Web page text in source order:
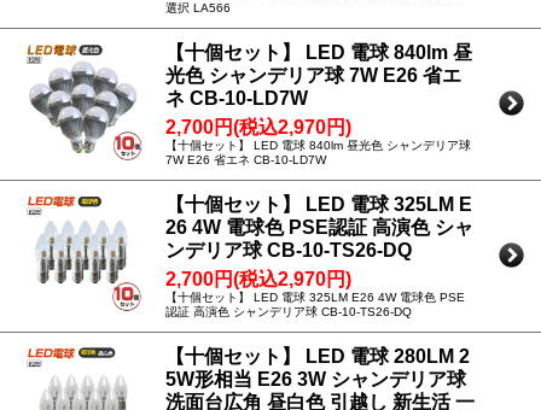
選択 LA566
【十個セット】 LED 電球 840lm 昼
光色 シャンデリア球 7W E26 省エ
ネ CB-10-LD7W
2,700円(税込2,970円)
【十個セット】 LED 電球 840lm 昼光色 シャンデリア球
7W E26 省エネ CB-10-LD7W
【十個セット】 LED 電球 325LM E
26 4W 電球色 PSE認証 高演色 シャ
ンデリア球 CB-10-TS26-DQ
2,700円(税込2,970円)
【十個セット】 LED 電球 325LM E26 4W 電球色 PSE
認証 高演色 シャンデリア球 CB-10-TS26-DQ
【十個セット】 LED 電球 280LM 2
5W形相当 E26 3W シャンデリア球
洗面台広角 昼白色 引越し 新生活 一